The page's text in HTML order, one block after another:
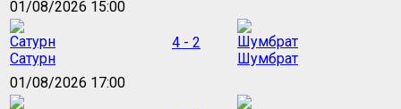
01/08/2026 15:00
Сатурн
4 - 2
Шумбрат
01/08/2026 17:00